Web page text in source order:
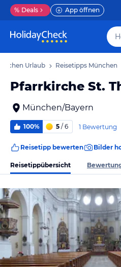
% Deals App öffnen
Urlaub Reisetipps München
Pfarrkirche St.
München/Bayern
100% 5 / 6 1 Bewertung
Reisetipp bewerten Bilder
Reisetippübersicht